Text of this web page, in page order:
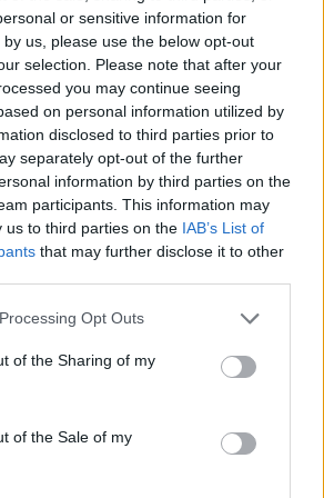
or sensitive information for
us, please use the below opt-out
selection. Please note that after your
you may continue seeing
on personal information utilized by
disclosed to third parties prior to
separately opt-out of the further
information by third parties on the
participants. This information may
us to third parties on the IAB’s List of
that may further disclose it to other
website/app uses one or more Google
or usage behaviour. You may click to
to Google and its third-party tags to
specified purposes in below Google
Opt Outs
of the Sharing of my
of the Sale of my
con un prolungamento
un’eventuale cessione,
il mercato estivo e
della lega.
aggiornate al 16 maggio
in cuiOklahoma Cityparte
, ma la profondità delle
e le variabili extra-campo
banco di prova per capire
maggiormente nei prossimi